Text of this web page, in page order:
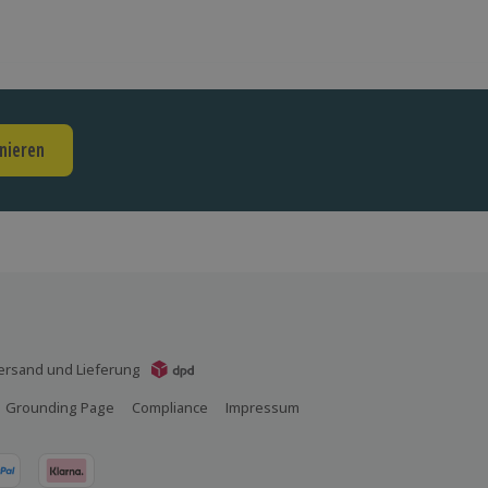
und Lieferung
Grounding Page Compliance Impressum